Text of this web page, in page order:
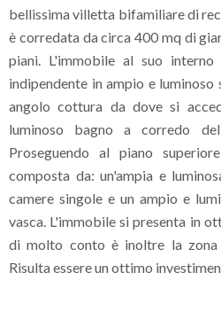
bellissima villetta bifamiliare di
è corredata da circa 400 mq di
piani. L'immobile al suo
indipendente in ampio e luminoso
angolo cottura da dove si
luminoso bagno a corredo
Proseguendo al piano
composta da: un'ampia e
camere singole e un ampio e
vasca. L'immobile si presenta in
di molto conto è inoltre la
Risulta essere un ottimo